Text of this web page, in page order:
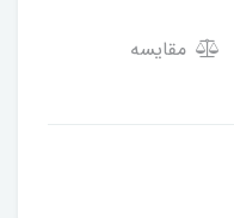
مقایسه